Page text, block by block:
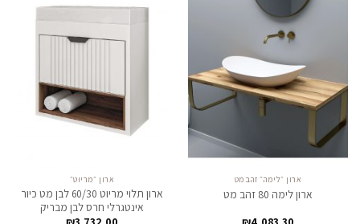
ארון ״לימה״ זהב מט
ארון לימה 80 זהב מט
ארון ״מריוט״
ארון תלוי מריוט 60/30 לבן מט כיור
אינטגרלי חרס לבן מבריק